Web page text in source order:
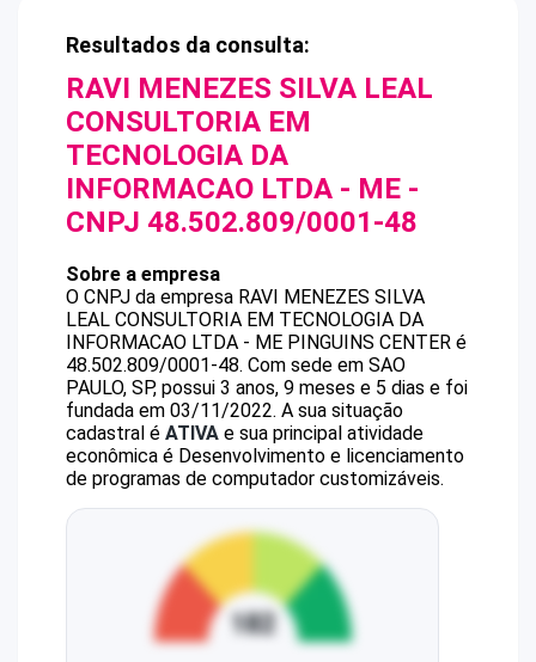
Resultados da consulta:
RAVI MENEZES SILVA LEAL
CONSULTORIA EM
TECNOLOGIA DA
INFORMACAO LTDA - ME -
CNPJ 48.502.809/0001-48
Sobre a empresa
O CNPJ da empresa RAVI MENEZES SILVA
LEAL CONSULTORIA EM TECNOLOGIA DA
INFORMACAO LTDA - ME PINGUINS CENTER é
48.502.809/0001-48. Com sede em SAO
PAULO, SP, possui 3 anos, 9 meses e 5 dias e foi
fundada em 03/11/2022. A sua situação
cadastral é ATIVA e sua principal atividade
econômica é Desenvolvimento e licenciamento
de programas de computador customizáveis.